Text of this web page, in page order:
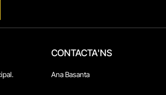
CONTACTA'NS
Ana Basanta